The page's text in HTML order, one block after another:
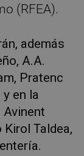
(RFEA).
además
A.A.
Pratenc
en la
Avinent
Kirol Taldea,